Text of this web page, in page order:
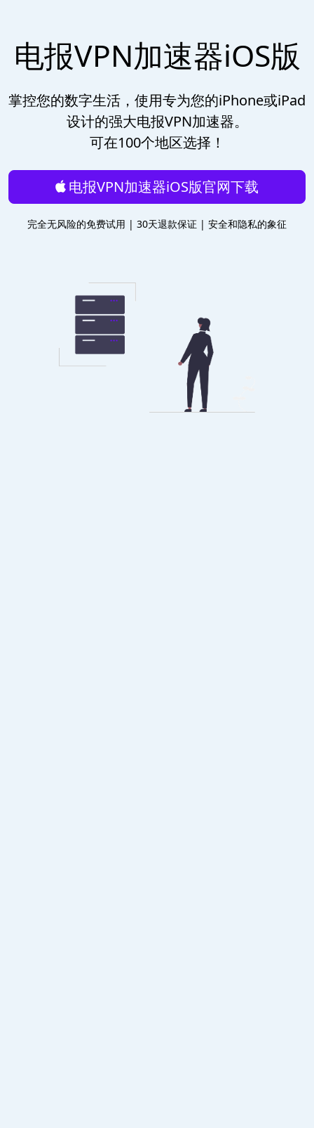
电报VPN加速器iOS版
掌控您的数字生活，使用专为您的iPhone或iPad
设计的强大电报VPN加速器。
可在100个地区选择！
电报VPN加速器iOS版官网下载
完全无风险的免费试用 | 30天退款保证 | 安全和隐私的象征